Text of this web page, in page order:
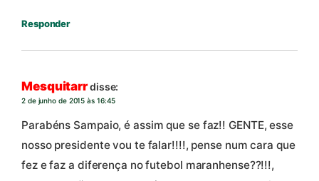
Responder
Mesquitarrdisse:
2 de junho de 2015 às 16:45
Parabéns Sampaio, é assim que se faz!! GENTE, esse
nosso presidente vou te falar!!!!, pense num cara que
fez e faz a diferença no futebol maranhense??!!!,